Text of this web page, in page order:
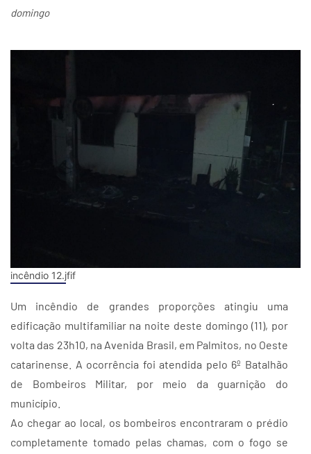
domingo
incêndio 12.jfif
Um incêndio de grandes proporções atingiu uma
edificação multifamiliar na noite deste domingo (11), por
volta das 23h10, na Avenida Brasil, em Palmitos, no Oeste
catarinense. A ocorrência foi atendida pelo 6º Batalhão
de Bombeiros Militar, por meio da guarnição do
município.
Ao chegar ao local, os bombeiros encontraram o prédio
completamente tomado pelas chamas, com o fogo se